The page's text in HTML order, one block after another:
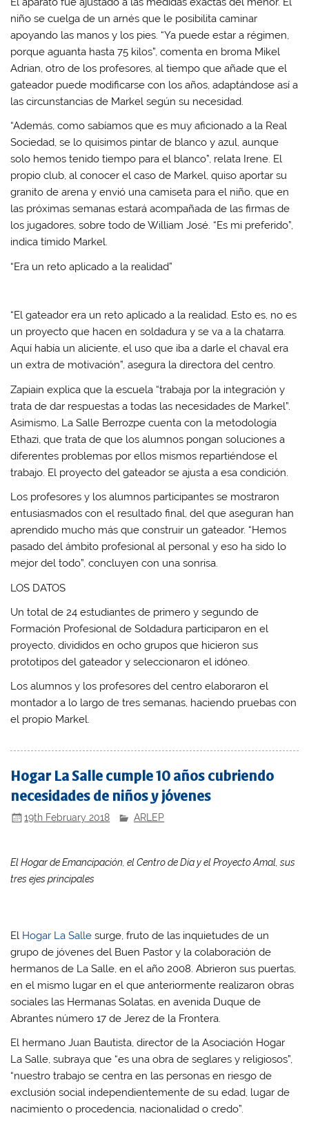
niño se cuelga de un arnés que le posibilita caminar
apoyando las manos y los pies. “Ya puede estar a régimen,
porque aguanta hasta 75 kilos”, comenta en broma Mikel
Adrian, otro de los profesores, al tiempo que añade que el
gateador puede modificarse con los años, adaptándose así a
las circunstancias de Markel según su necesidad.
“Además, como sabíamos que es muy aficionado a la Real
Sociedad, se lo quisimos pintar de blanco y azul, aunque
solo hemos tenido tiempo para el blanco”, relata Irene. El
propio club, al conocer el caso de Markel, quiso aportar su
granito de arena y envió una camiseta para el niño, que en
las próximas semanas estará acompañada de las firmas de
los jugadores, sobre todo de William José. “Es mi preferido”,
indica tímido Markel.
“Era un reto aplicado a la realidad”
“El gateador era un reto aplicado a la realidad. Esto es, no es
un proyecto que hacen en soldadura y se va a la chatarra.
Aquí había un aliciente, el uso que iba a darle el chaval era
un extra de motivación”, asegura la directora del centro.
Zapiain explica que la escuela “trabaja por la integración y
trata de dar respuestas a todas las necesidades de Markel”.
Asimismo, La Salle Berrozpe cuenta con la metodología
Ethazi, que trata de que los alumnos pongan soluciones a
diferentes problemas por ellos mismos repartiéndose el
trabajo. El proyecto del gateador se ajusta a esa condición.
Los profesores y los alumnos participantes se mostraron
entusiasmados con el resultado final, del que aseguran han
aprendido mucho más que construir un gateador. “Hemos
pasado del ámbito profesional al personal y eso ha sido lo
mejor del todo”, concluyen con una sonrisa.
LOS DATOS
Un total de 24 estudiantes de primero y segundo de
Formación Profesional de Soldadura participaron en el
proyecto, divididos en ocho grupos que hicieron sus
prototipos del gateador y seleccionaron el idóneo.
Los alumnos y los profesores del centro elaboraron el
montador a lo largo de tres semanas, haciendo pruebas con
el propio Markel.
Hogar La Salle cumple 10 años cubriendo
necesidades de niños y jóvenes
19th February 2018 ARLEP
El Hogar de Emancipación, el Centro de Día y el Proyecto Amal, sus
tres ejes principales
El Hogar La Salle surge, fruto de las inquietudes de un
grupo de jóvenes del Buen Pastor y la colaboración de
hermanos de La Salle, en el año 2008. Abrieron sus puertas,
en el mismo lugar en el que anteriormente realizaron obras
sociales las Hermanas Solatas, en avenida Duque de
Abrantes número 17 de Jerez de la Frontera.
El hermano Juan Bautista, director de la Asociación Hogar
La Salle, subraya que “es una obra de seglares y religiosos”,
“nuestro trabajo se centra en las personas en riesgo de
exclusión social independientemente de su edad, lugar de
nacimiento o procedencia, nacionalidad o credo”.